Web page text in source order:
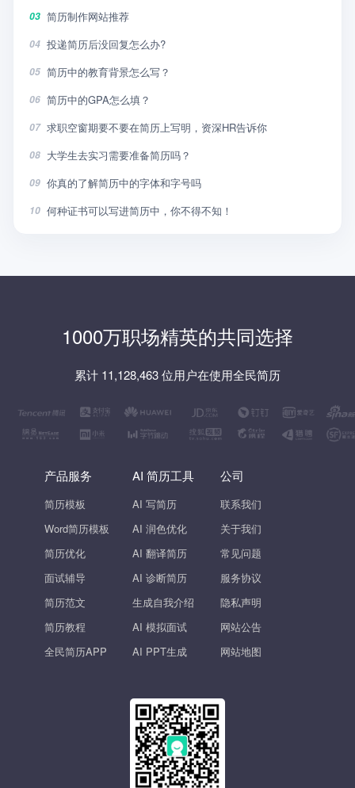
03 简历制作网站推荐
04 投递简历后没回复怎么办?
05 简历中的教育背景怎么写？
06 简历中的GPA怎么填？
07 求职空窗期要不要在简历上写明，资深HR告诉你
08 大学生去实习需要准备简历吗？
09 你真的了解简历中的字体和字号吗
10 何种证书可以写进简历中，你不得不知！
1000万职场精英的共同选择
累计 11,128,463 位用户在使用全民简历
产品服务
简历模板
Word简历模板
简历优化
面试辅导
简历范文
简历教程
全民简历APP
AI 简历工具
AI 写简历
AI 润色优化
AI 翻译简历
AI 诊断简历
生成自我介绍
AI 模拟面试
AI PPT生成
公司
联系我们
关于我们
常见问题
服务协议
隐私声明
网站公告
网站地图